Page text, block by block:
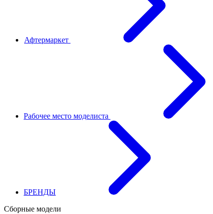
Афтермаркет
Рабочее место моделиста
БРЕНДЫ
Сборные модели